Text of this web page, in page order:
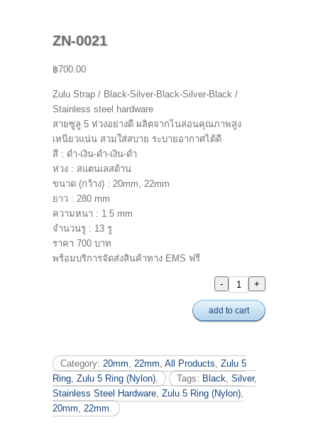
ZN-0021
฿700.00
Zulu Strap / Black-Silver-Black-Silver-Black /
Stainless steel hardware
สายซูลู 5 ห่วงอย่างดี ผลิตจากไนล่อนคุณภาพสูง
เหนียวแน่น สวมใส่สบาย ระบายอากาศได้ดี
สี : ดำ-เงิน-ดำ-เงิน-ดำ
ห่วง : สแตนเลสด้าน
ขนาด (กว้าง) : 20mm, 22mm
ยาว : 280 mm
ความหนา : 1.5 mm
จำนวนรู : 13 รู
ราคา 700 บาท
พร้อมบริการจัดส่งสินค้าทาง EMS ฟรี
add to cart
Category: 20mm 22mm All Products Zulu 5
Ring Zulu 5 Ring (Nylon) Tags: Black Silver,
Stainless Steel Hardware Zulu 5 Ring (Nylon)
20mm
22mm